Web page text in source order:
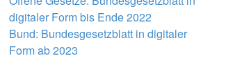
digitaler Form bis Ende 2022
Bund: Bundesgesetzblatt in digitaler
Form ab 2023